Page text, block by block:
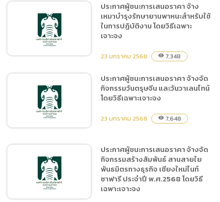
ประกาศผู้ชนะการเสนอราคา
จ้างเหมาดูแลระบบกรอง
กายภาพของถังเก็บน้ำคสล.
โดยวิธีเฉพาะเจาะจง
ประกาศผู้ชนะการเสนอราคา
จ้างเหมาบำรุงรักษายาน
พาหนะสำหรับใช้ในการปฏิบัติ
งาน โดยวิธีเฉพาะเจาะจง
ประกาศผู้ชนะการเสนอราคา จ้าง
เหมาบำรุงรักษายานพาหนะสำหรับใช้
ในการปฏิบัติงาน โดยวิธีเฉพาะ
เจาะจง
23 มกราคม 2568 visibility 7,348
ประกาศผู้ชนะการเสนอราคา
จ้างจัดกิจกรรมวันตรุษจีน
และวันวาเลนไทน์ โดยวิธี
เฉพาะเจาะจง
ประกาศผู้ชนะการเสนอราคา จ้างจัด
กิจกรรมวันตรุษจีน และวันวาเลนไทน์
โดยวิธีเฉพาะเจาะจง
23 มกราคม 2568 visibility 7,648
ประกาศผู้ชนะการเสนอราคา จ้างจัด
กิจกรรมสร้างสัมพันธ์ สานสายใย
พันธมิตรทางธุรกิจ เชียงใหม่ไนท์
ซาฟารี ประจำปี พ.ศ.2568 โดยวิธี
เฉพาะเจาะจง